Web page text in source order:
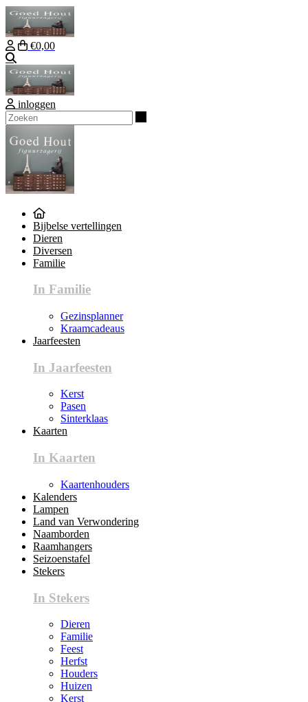
€0,00
inloggen
Bijbelse vertellingen
Dieren
Diversen
Familie
In Familie
Gezinsplanner
Kraamcadeaus
Jaarfeesten
In Jaarfeesten
Kerst
Pasen
Sinterklaas
Kaarten
In Kaarten
Kaartenhouders
Kalenders
Lampen
Land van Verwondering
Naamborden
Raamhangers
Seizoenstafel
Stekers
In Stekers
Dieren
Familie
Feest
Herfst
Houders
Huizen
Kerst